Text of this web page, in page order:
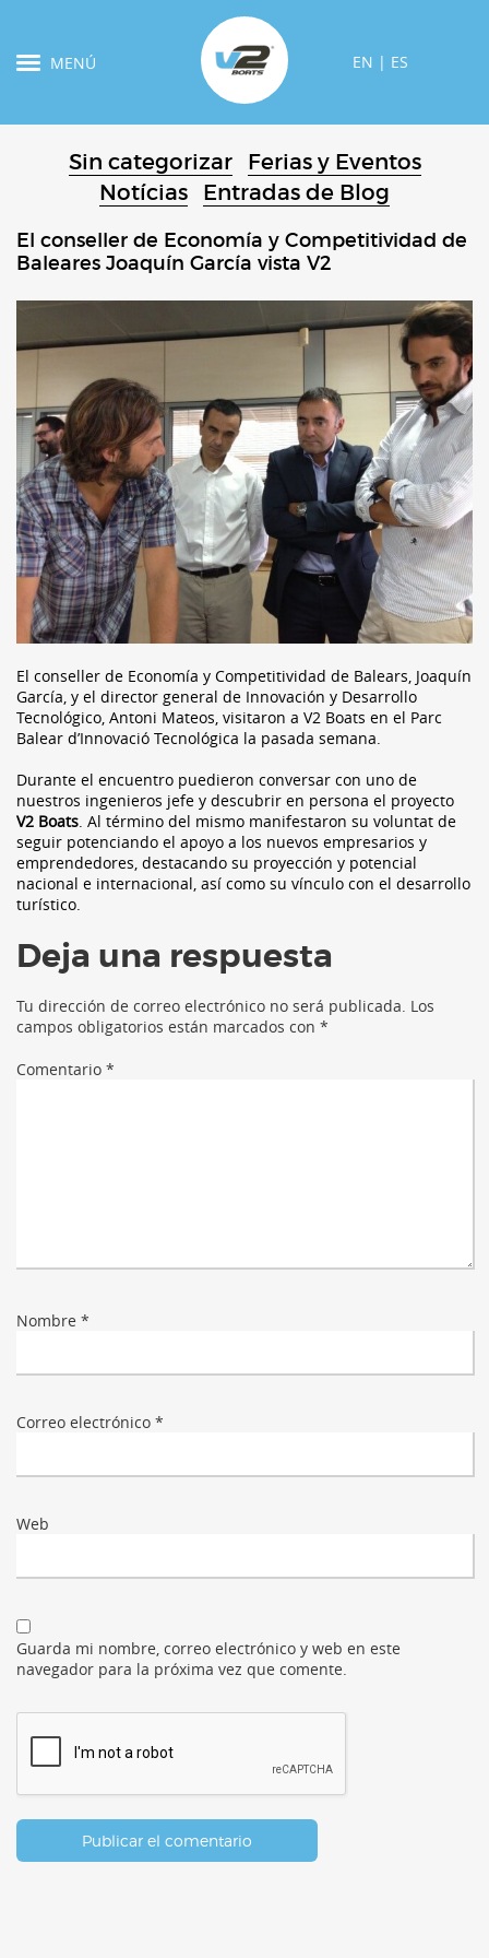
MENÚ EN | ES
Sin categorizar
Ferias y Eventos
Notícias
Entradas de Blog
El conseller de Economía y Competitividad de
Baleares Joaquín García vista V2
El conseller de Economía y Competitividad de Balears, Joaquín
García, y el director general de Innovación y Desarrollo
Tecnológico, Antoni Mateos, visitaron a V2 Boats en el Parc
Balear d’Innovació Tecnológica la pasada semana.
Durante el encuentro puedieron conversar con uno de
nuestros ingenieros jefe y descubrir en persona el proyecto
V2 Boats . Al término del mismo manifestaron su voluntat de
seguir potenciando el apoyo a los nuevos empresarios y
emprendedores, destacando su proyección y potencial
nacional e internacional, así como su vínculo con el desarrollo
turístico.
Deja una respuesta
Tu dirección de correo electrónico no será publicada. Los
campos obligatorios están marcados con *
Comentario *
Nombre *
Correo electrónico *
Web
Guarda mi nombre, correo electrónico y web en este
navegador para la próxima vez que comente.